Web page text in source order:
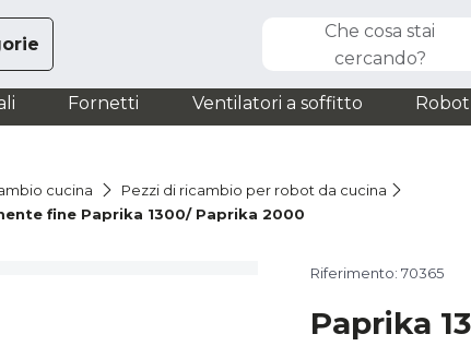
Che cosa stai
cercando?
Fornetti Ventilatori a soffitto
cucina
Pezzi di ricambio per robot da cucina
fine Paprika 1300/ Paprika 2000
Riferimento: 70365
Paprika